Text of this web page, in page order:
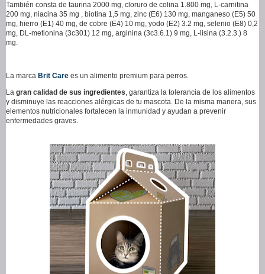
También consta de taurina 2000 mg, cloruro de colina 1.800 mg, L-carnitina
200 mg, niacina 35 mg , biotina 1,5 mg, zinc (E6) 130 mg, manganeso (E5) 50
mg, hierro (E1) 40 mg, de cobre (E4) 10 mg, yodo (E2) 3.2 mg, selenio (E8) 0,2
mg, DL-metionina (3c301) 12 mg, arginina (3c3.6.1) 9 mg, L-lisina (3.2.3.) 8
mg.
La marca Brit Care es un alimento premium para perros.
La gran calidad de sus ingredientes, garantiza la tolerancia de los alimentos
y disminuye las reacciones alérgicas de tu mascota. De la misma manera, sus
elementos nutricionales fortalecen la inmunidad y ayudan a prevenir
enfermedades graves.